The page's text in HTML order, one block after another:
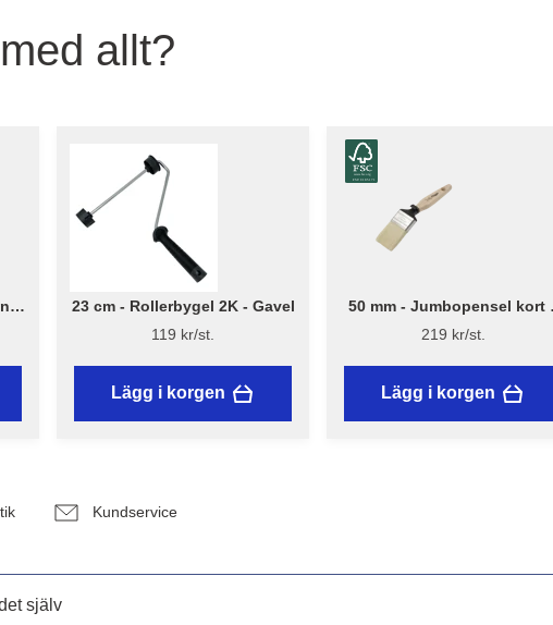
allt?
23 cm - Rollerbygel 2K - Gavel
119 kr/st.
Lägg i korgen
50 mm - Jumbopensel kort
Flügger Excellence
219 kr/st.
Lägg i korgen
Kundservice
själv